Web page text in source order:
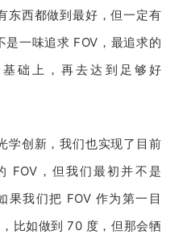
东西都做到最好，但一定有
是一味追求 FOV ，最追求的
础上，再去达到足够好
学创新，我们也实现了目前
FOV ，但我们最初并不是
果我们把 FOV 作为第一目
比如做到 70 度，但那会牺